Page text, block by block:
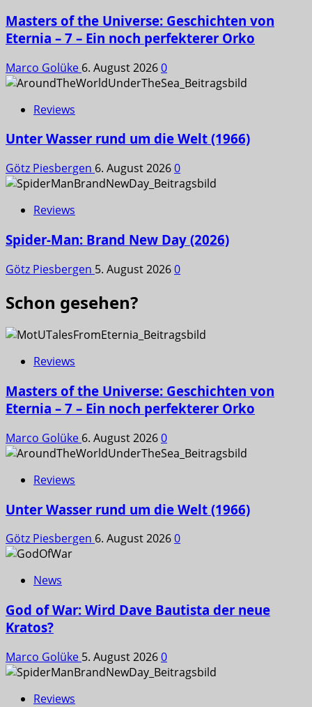
Masters of the Universe: Geschichten von
Eternia – 7 – Ein noch perfekterer Orko
Marco Golüke 6. August 20260
Reviews
Unter Wasser rund um die Welt (1966)
Götz Piesbergen 6. August 20260
Reviews
Spider-Man: Brand New Day (2026)
Götz Piesbergen 5. August 20260
Schon gesehen?
Reviews
Masters of the Universe: Geschichten von
Eternia – 7 – Ein noch perfekterer Orko
Marco Golüke 6. August 20260
Reviews
Unter Wasser rund um die Welt (1966)
Götz Piesbergen 6. August 20260
News
God of War: Wird Dave Bautista der neue
Kratos?
Marco Golüke 5. August 20260
Reviews